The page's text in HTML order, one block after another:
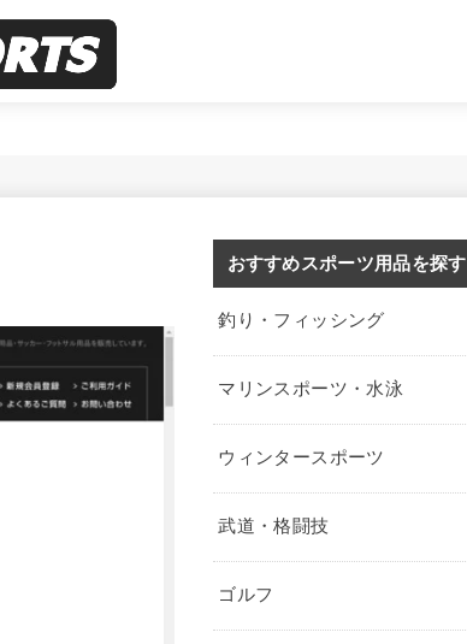
おすすめスポーツ用品を探す
釣り・フィッシング
マリンスポーツ・水泳
ウィンタースポーツ
武道・格闘技
ゴルフ